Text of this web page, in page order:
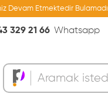
Devam Etmektedir
329 21 66 Whatsapp